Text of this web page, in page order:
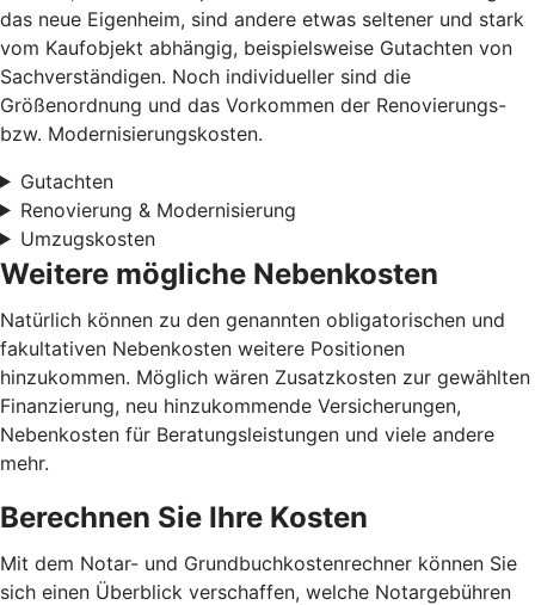
das neue Eigenheim, sind andere etwas seltener und stark
vom Kaufobjekt abhängig, beispielsweise Gutachten von
Sachverständigen. Noch individueller sind die
Größenordnung und das Vorkommen der Renovierungs-
bzw. Modernisierungskosten.
Gutachten
Renovierung & Modernisierung
Umzugskosten
Weitere mögliche Nebenkosten
Natürlich können zu den genannten obligatorischen und
fakultativen Nebenkosten weitere Positionen
hinzukommen. Möglich wären Zusatzkosten zur gewählten
Finanzierung, neu hinzukommende Versicherungen,
Nebenkosten für Beratungsleistungen und viele andere
mehr.
Berechnen Sie Ihre Kosten
Mit dem Notar- und Grundbuchkostenrechner können Sie
sich einen Überblick verschaffen, welche Notargebühren